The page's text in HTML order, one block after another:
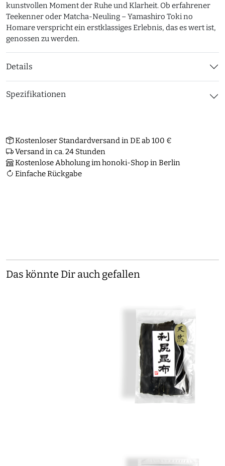
kunstvollen Moment der Ruhe und Klarheit. Ob erfahrener
Teekenner oder Matcha-Neuling – Yamashiro Toki no
Homare verspricht ein erstklassiges Erlebnis, das es wert ist,
genossen zu werden.
Details
Spezifikationen
Kostenloser Standardversand in DE ab 100 €
Versand in ca. 24 Stunden
Kostenlose Abholung im honoki-Shop in Berlin
Einfache Rückgabe
Das könnte Dir auch gefallen